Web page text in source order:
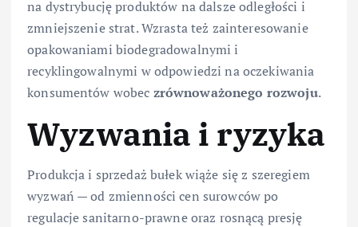
na dystrybucję produktów na dalsze odległości i
zmniejszenie strat. Wzrasta też zainteresowanie
opakowaniami biodegradowalnymi i
recyklingowalnymi w odpowiedzi na oczekiwania
konsumentów wobec zrównoważonego rozwoju.
Wyzwania i ryzyka
Produkcja i sprzedaż bułek wiąże się z szeregiem
wyzwań — od zmienności cen surowców po
regulacje sanitarno-prawne oraz rosnącą presję